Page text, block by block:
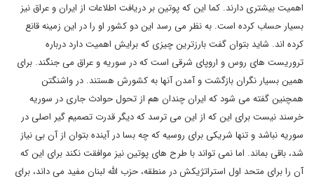
اهمیت بیشتری دارند. کما این که پوتین بر دریافت اطلاعات از ایران و عراق نیز
بسیار حساب کرده است. به نظر می رسد این دو کشور او را در این زمینه قانع
کرده اند. شاید بتوان گفت بارزترین چیزی که برایش اهمیت دارد درباره
تروریست های روس و اروپای شرقی است که در سوریه و عراق می جنگند. برای
همین بسیار نگران بازگشت و آمدن آنها به کشورش هستند. در واشنگتن
همچنین گفته می شود که ایران چندان هم از تحول حوادث جاری در سوریه
خرسند نیست برای این که از این می ترسد که دیگر قدرت تصمیم گیر اصلی در
سوریه نباشد و تنها شریکی برای روسیه که چه بسا در آینده بتوان از آن بی نیاز
شد، باقی بماند. اما نمی تواند با طرح های پوتین نیز موافقت نکند برای این که
آن را برای متحد اول استراتژیکش در منطقه، حزب الله لبنان مفید می داند، برای